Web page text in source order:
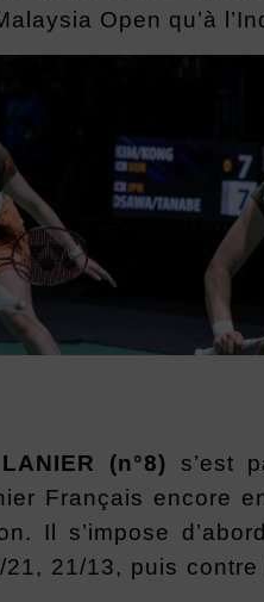
Open qu’à
(n°8) s’est
Français encore
Il s’impose
21, 21/13, puis contre